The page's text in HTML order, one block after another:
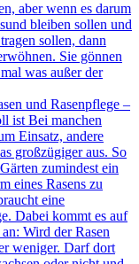
aber wenn es darum
bleiben sollen und
sollen, dann
Sie gönnen
was außer der
und Rasenpflege –
ist Bei manchen
Einsatz, andere
großzügiger aus. So
zumindest ein
eines Rasens zu
eine
Dabei kommt es auf
Wird der Rasen
weniger. Darf dort